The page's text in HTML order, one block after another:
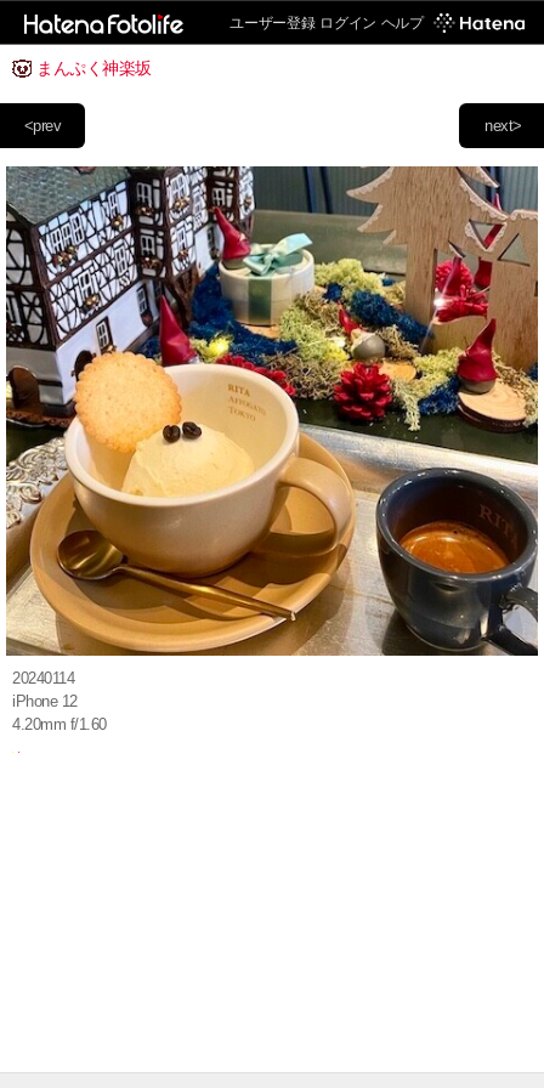
ユーザー登録 ログイン ヘルプ
まんぷく神楽坂
next>
<prev
20240114
iPhone 12
4.20mm f/1.60